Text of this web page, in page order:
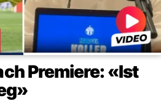
Premiere: «Ist